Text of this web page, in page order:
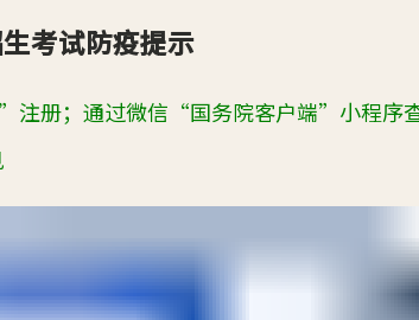
考试防疫提示
注册；通过微信“国务院客户端”小程序